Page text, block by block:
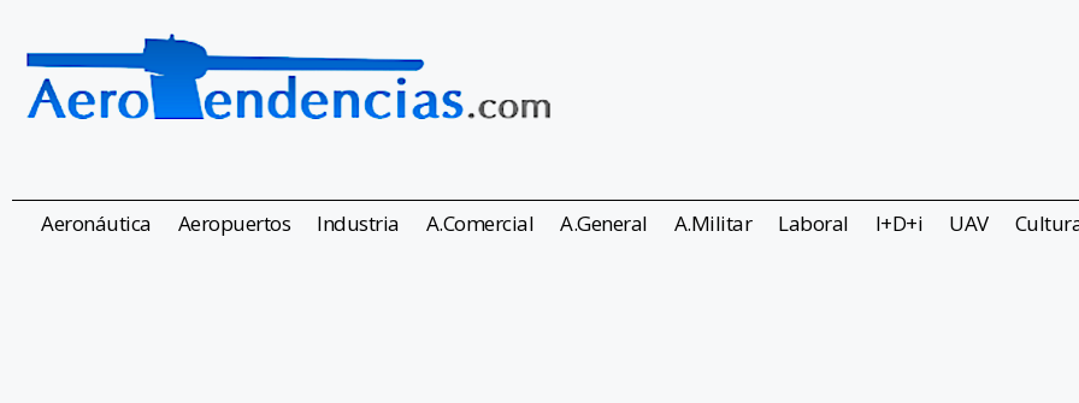
Aeronáutica Aeropuertos Industria A.Comercial A.General A.Militar Laboral I+D+i UAV